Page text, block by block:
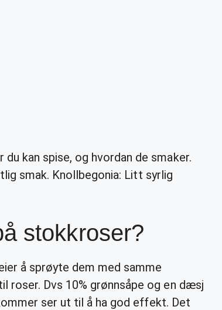
kan spise, og hvordan de smaker.
smak. Knollbegonia: Litt syrlig
stokkroser?
å sprøyte dem med samme
roser. Dvs 10% grønnsåpe og en dæsj
ser ut til å ha god effekt. Det